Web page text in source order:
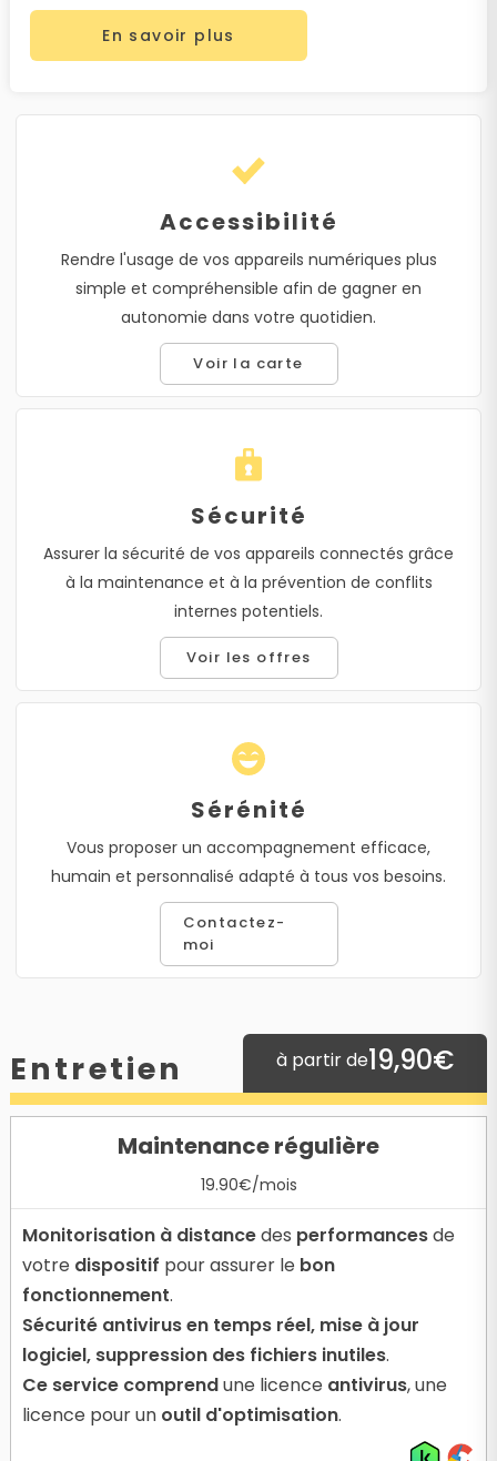
En savoir plus
Accessibilité
Rendre l'usage de vos appareils numériques plus
simple et compréhensible afin de gagner en
autonomie dans votre quotidien.
Voir la carte
Sécurité
Assurer la sécurité de vos appareils connectés grâce
à la maintenance et à la prévention de conflits
internes potentiels.
Voir les offres
Sérénité
Vous proposer un accompagnement efficace,
humain et personnalisé adapté à tous vos besoins.
Contactez-
moi
Entretien à partir de19,90€
Maintenance régulière
19.90€/mois
Monitorisation à distancedes performancesde
votre dispositif pour assurer le bon
fonctionnement.
Sécurité antivirus en temps réel, mise à jour
logiciel, suppression des fichiers inutiles.
Ce service comprendune licence antivirus, une
licence pour un outil d'optimisation.